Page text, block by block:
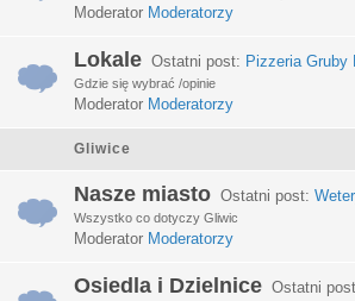
Moderator Moderatorzy
Lokale Ostatni post: Pizzeria Gruby
Gdzie się wybrać /opinie
Moderator Moderatorzy
Gliwice
Nasze miasto Ostatni post:
Wszystko co dotyczy Gliwic
Moderator Moderatorzy
Osiedla i Dzielnice Ostatni